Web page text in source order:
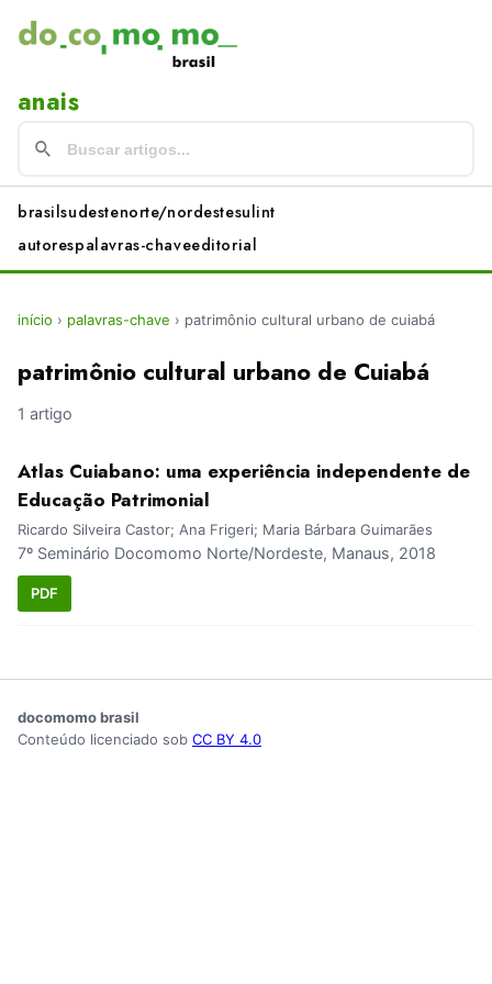
anais
brasilsudestenorte/nordestesulint
autorespalavras-chaveeditorial
início › palavras-chave › patrimônio cultural urbano de cuiabá
patrimônio cultural urbano de Cuiabá
1 artigo
Atlas Cuiabano: uma experiência independente de
Educação Patrimonial
Ricardo Silveira Castor; Ana Frigeri; Maria Bárbara Guimarães
7º Seminário Docomomo Norte/Nordeste, Manaus, 2018
PDF
docomomo brasil
Conteúdo licenciado sob CC BY 4.0